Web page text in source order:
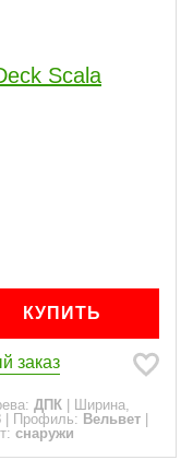
Scala
КУПИТЬ
заказ
ДПК
Ширина,
Профиль: Вельвет
снаружи